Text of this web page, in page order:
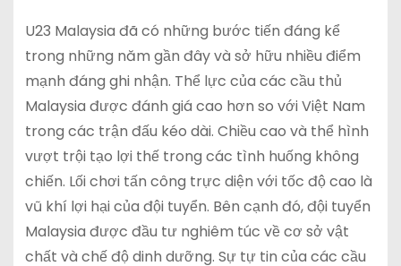
U23 Malaysia đã có những bước tiến đáng kể
trong những năm gần đây và sở hữu nhiều điểm
mạnh đáng ghi nhận. Thể lực của các cầu thủ
Malaysia được đánh giá cao hơn so với Việt Nam
trong các trận đấu kéo dài. Chiều cao và thể hình
vượt trội tạo lợi thế trong các tình huống không
chiến. Lối chơi tấn công trực diện với tốc độ cao là
vũ khí lợi hại của đội tuyển. Bên cạnh đó, đội tuyển
Malaysia được đầu tư nghiêm túc về cơ sở vật
chất và chế độ dinh dưỡng. Sự tự tin của các cầu